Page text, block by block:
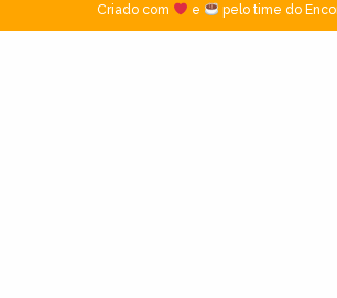
Criado com
e pelo time do